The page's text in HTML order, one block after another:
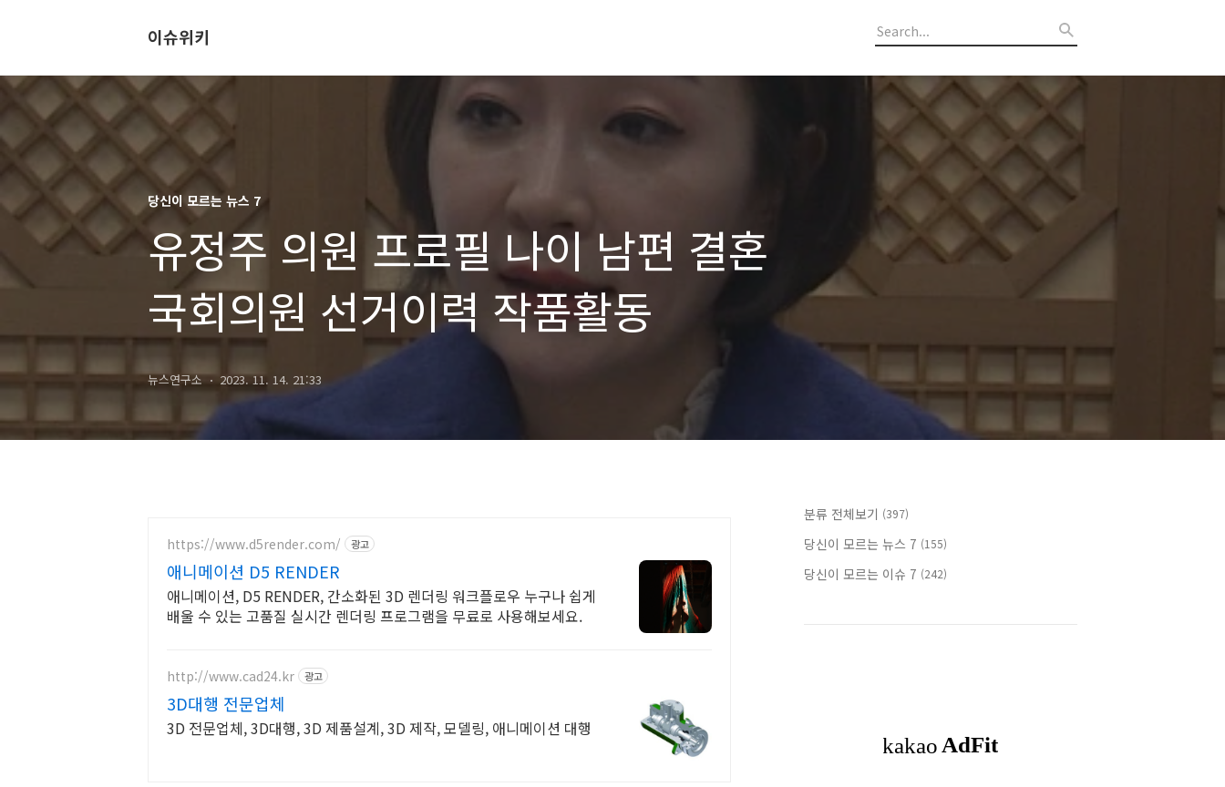
이슈위키
당신이 모르는 뉴스 7
유정주 의원 프로필 나이 남편 결혼
국회의원 선거이력 작품활동
뉴스연구소 2023. 11. 14. 21:33
https://www.d5render.com/ 광고
애니메이션 D5 RENDER
애니메이션, D5 RENDER, 간소화된 3D 렌더링 워크플로우 누구나 쉽게
배울 수 있는 고품질 실시간 렌더링 프로그램을 무료로 사용해보세요.
http://www.cad24.kr 광고
3D대행 전문업체
3D 전문업체, 3D대행, 3D 제품설계, 3D 제작, 모델링, 애니메이션 대행
분류 전체보기 (397)
당신이 모르는 뉴스 7 (155)
당신이 모르는 이슈 7 (242)